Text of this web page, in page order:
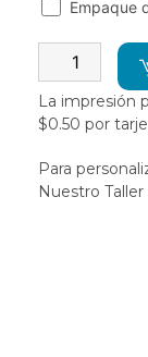
Empaque
La impresión
$0.50 por
Para
Nuestro